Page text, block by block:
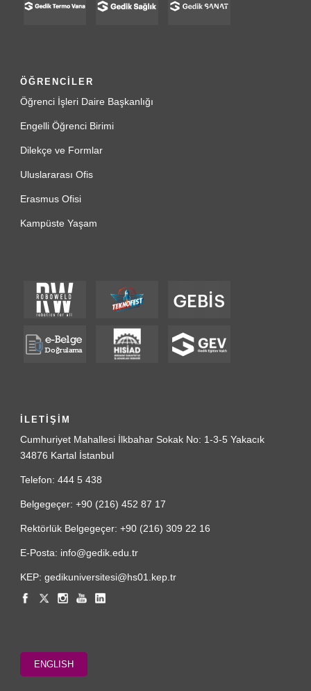
ÖĞRENCİLER
Öğrenci İşleri Daire Başkanlığı
Engelli Öğrenci Birimi
Dilekçe ve Formlar
Uluslararası Ofis
Erasmus Ofisi
Kampüste Yaşam
İLETİŞİM
Cumhuriyet Mahallesi İlkbahar Sokak No: 1-3-5 Yakacık
34876 Kartal İstanbul
Telefon: 444 5 438
Belgegeçer: +90 (216) 452 87 17
Rektörlük Belgegeçer: +90 (216) 309 22 16
E-Posta: info@gedik.edu.tr
KEP: gedikuniversitesi@hs01.kep.tr
ENGLISH